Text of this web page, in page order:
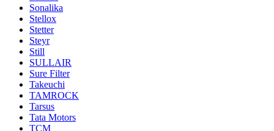
Sonalika
Stellox
Stetter
Steyr
Still
SULLAIR
Sure Filter
Takeuchi
TAMROCK
Tarsus
Tata Motors
TCM